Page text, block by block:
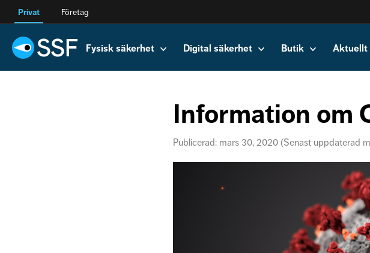
Privat Företag
Fysisk säkerhet Digital säkerhet Butik Aktuellt
Information om
Publicerad: mars 30, 2020 (Senast uppdaterad